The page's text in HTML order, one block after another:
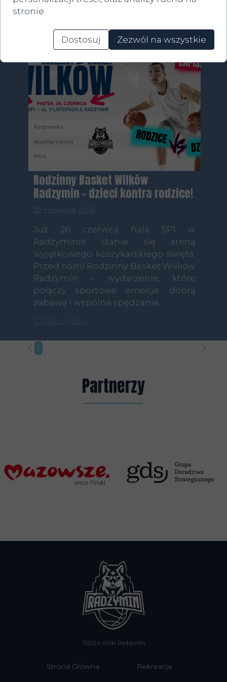
Rodzinny Basket Wilków
Radzymin – dzieci kontra rodzice!
22 czerwca 2026
Już 26 czerwca hala SP1 w
Radzyminie stanie się areną
wyjątkowego koszykarskiego święta.
Przed nami Rodzinny Basket Wilków
Radzymin – wydarzenie, które
połączy sportowe emocje, dobrą
zabawę i wspólne spędzanie...
1 16
Partnerzy
Strona Główna Rekreacja
©2024 Wilki Radzymin
stronie.
Dostosuj Zezwól na wszystkie